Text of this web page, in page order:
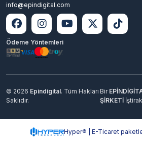
info@epindigital.com
Ödeme Yöntemleri
© 2026 Epindigital. Tüm Hakları
Saklıdır.
Bir
ŞİRKETİ
Hyper® | E-Ticaret